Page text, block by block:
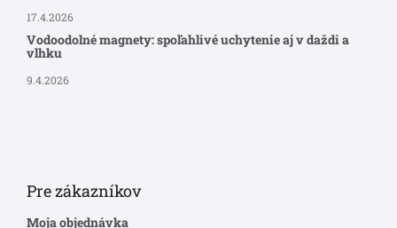
17.4.2026
Vodoodolné magnety: spoľahlivé uchytenie aj v daždi a
vlhku
9.4.2026
Pre zákazníkov
Moja objednávka